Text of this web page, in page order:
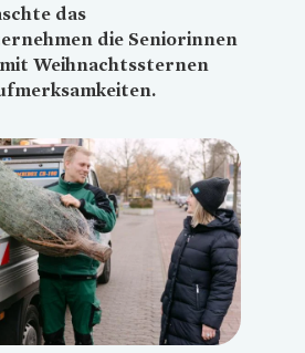
das
die Seniorinnen
Weihnachtssternen
Loading...